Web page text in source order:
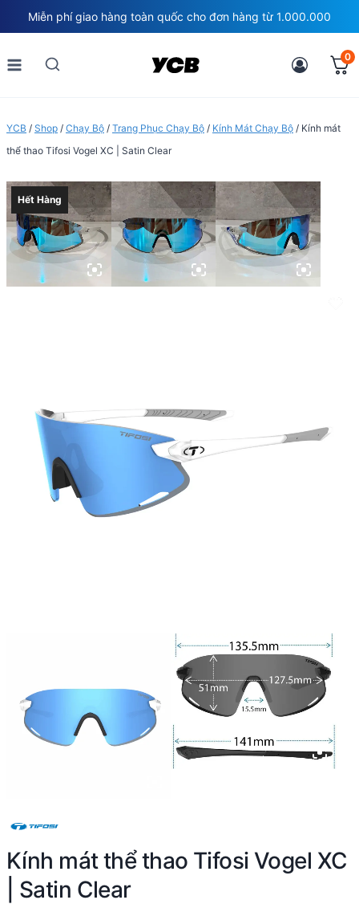
to
content
Miễn phí giao hàng toàn quốc cho đơn hàng từ 1.000.000
0
YCB / Shop / Chạy Bộ / Trang Phục Chạy Bộ / Kính Mát Chạy Bộ / Kính mát
thể thao Tifosi Vogel XC | Satin Clear
Hết Hàng
Kính mát thể thao Tifosi Vogel XC
| Satin Clear